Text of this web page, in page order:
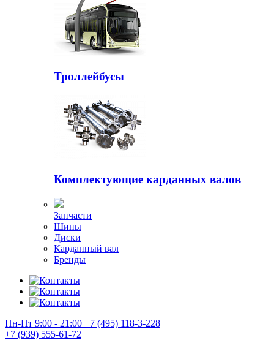
Троллейбусы
Комплектующие карданных валов
Запчасти
Шины
Диски
Карданный вал
Бренды
Пн-Пт 9:00 - 21:00 +7 (495) 118-3-228
+7 (939) 555-61-72